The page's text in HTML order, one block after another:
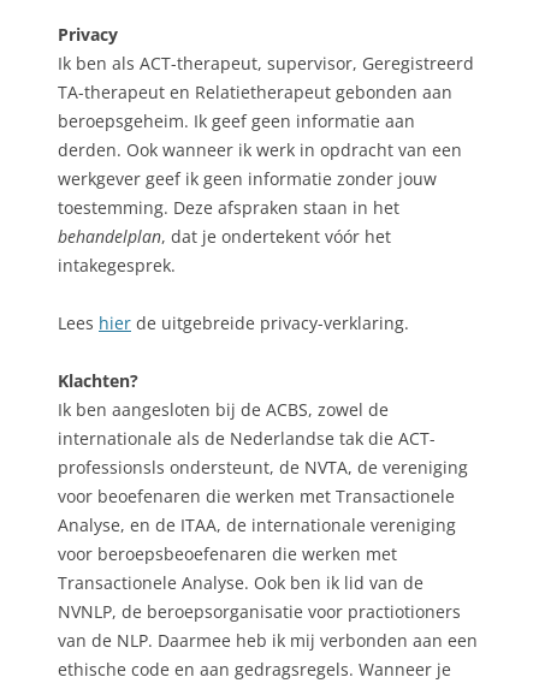
Privacy
Ik ben als ACT-therapeut, supervisor, Geregistreerd
TA-therapeut en Relatietherapeut gebonden aan
beroepsgeheim. Ik geef geen informatie aan
derden. Ook wanneer ik werk in opdracht van een
werkgever geef ik geen informatie zonder jouw
toestemming. Deze afspraken staan in het
behandelplan, dat je ondertekent vóór het
intakegesprek.
Lees hier de uitgebreide privacy-verklaring.
Klachten?
Ik ben aangesloten bij de ACBS, zowel de
internationale als de Nederlandse tak die ACT-
professionsls ondersteunt, de NVTA, de vereniging
voor beoefenaren die werken met Transactionele
Analyse, en de ITAA, de internationale vereniging
voor beroepsbeoefenaren die werken met
Transactionele Analyse. Ook ben ik lid van de
NVNLP, de beroepsorganisatie voor practiotioners
van de NLP. Daarmee heb ik mij verbonden aan een
ethische code en aan gedragsregels. Wanneer je